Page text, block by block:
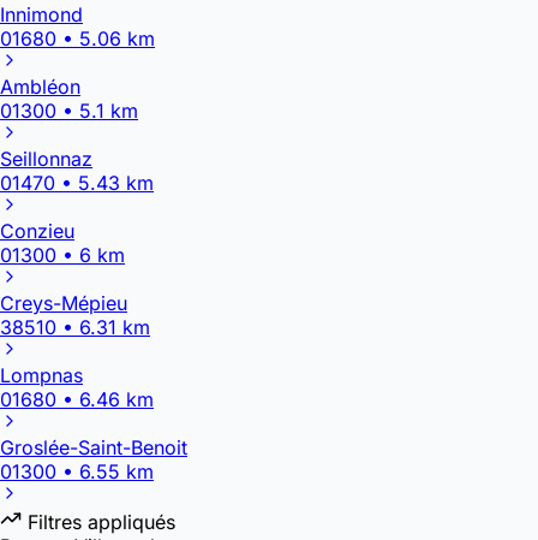
Innimond
01680 • 5.06 km
Ambléon
01300 • 5.1 km
Seillonnaz
01470 • 5.43 km
Conzieu
01300 • 6 km
Creys-Mépieu
38510 • 6.31 km
Lompnas
01680 • 6.46 km
Groslée-Saint-Benoit
01300 • 6.55 km
Filtres appliqués